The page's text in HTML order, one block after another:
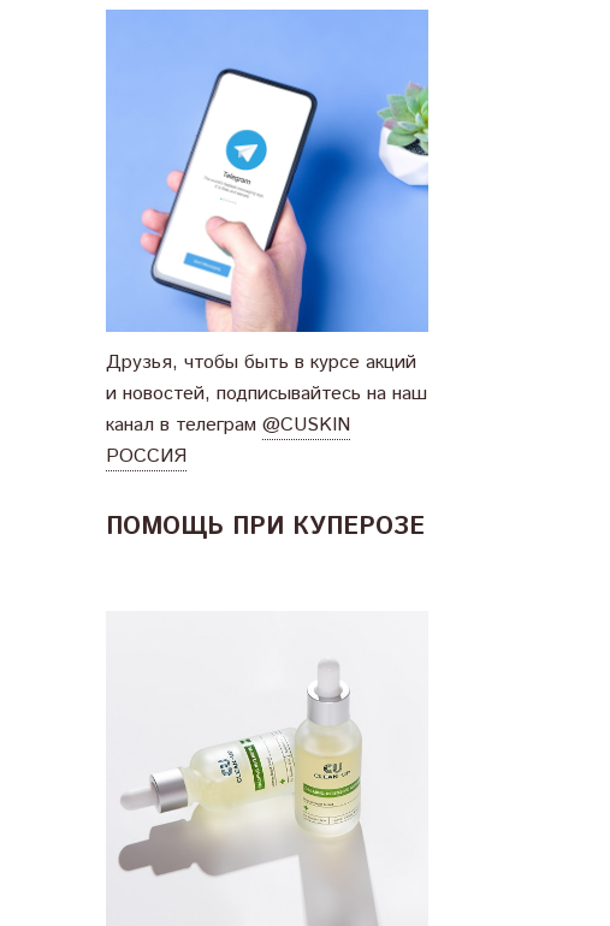
Друзья, чтобы быть в курсе акций
и новостей, подписывайтесь на наш
канал в телеграм @CUSKIN
РОССИЯ
ПОМОЩЬ ПРИ КУПЕРОЗЕ